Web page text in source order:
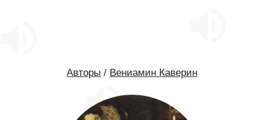
Авторы / Вениамин Каверин